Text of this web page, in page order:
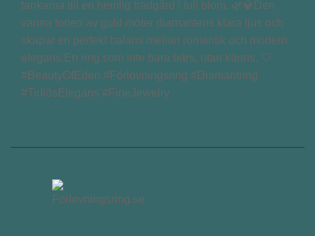
tankarna till en hemlig trädgård i full blom. 🌿💎Den
varma tonen av guld möter diamantens klara ljus och
skapar en perfekt balans mellan romantik och modern
elegans.En ring som inte bara bärs, utan känns. 🤍
#BeautyOfEden #Förlovningsring #Diamantring
#TidlösElegans #FineJewelry